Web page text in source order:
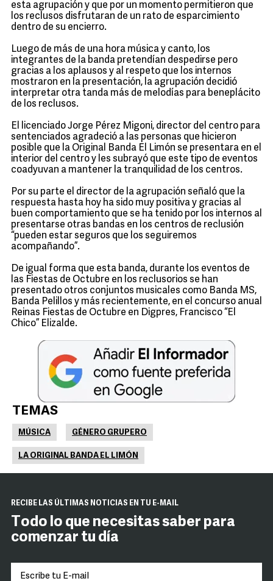
esta agrupación y que por un momento permitieron que
los reclusos disfrutaran de un rato de esparcimiento
dentro de su encierro.
Luego de más de una hora música y canto, los
integrantes de la banda pretendían despedirse pero
gracias a los aplausos y al respeto que los internos
mostraron en la presentación, la agrupación decidió
interpretar otra tanda más de melodías para beneplácito
de los reclusos.
El licenciado Jorge Pérez Migoni, director del centro para
sentenciados agradeció a las personas que hicieron
posible que la Original Banda El Limón se presentara en el
interior del centro y les subrayó que este tipo de eventos
coadyuvan a mantener la tranquilidad de los centros.
Por su parte el director de la agrupación señaló que la
respuesta hasta hoy ha sido muy positiva y gracias al
buen comportamiento que se ha tenido por los internos al
presentarse otras bandas en los centros de reclusión
“pueden estar seguros que los seguiremos
acompañando”.
De igual forma que esta banda, durante los eventos de
las Fiestas de Octubre en los reclusorios se han
presentado otros conjuntos musicales como Banda MS,
Banda Pelillos y más recientemente, en el concurso anual
Reinas Fiestas de Octubre en Digpres, Francisco “El
Chico” Elizalde.
TEMAS
MÚSICA GÉNERO GRUPERO
LA ORIGINAL BANDA EL LIMÓN
RECIBE LAS ÚLTIMAS NOTICIAS EN TU E-MAIL
Todo lo que necesitas saber para
comenzar tu día